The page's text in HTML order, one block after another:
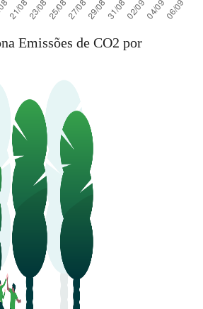
Emissões de CO2 por